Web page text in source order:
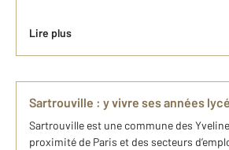
Lire plus
Sartrouville : y vivre ses années
Sartrouville est une commune des
proximité de Paris et des secteurs